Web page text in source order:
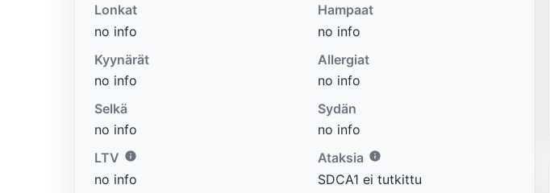
Lonkat
no info
Kyynärät
no info
Selkä
no info
LTV
no info
Hampaat
no info
Allergiat
no info
Sydän
no info
Ataksia
SDCA1 ei tutkittu